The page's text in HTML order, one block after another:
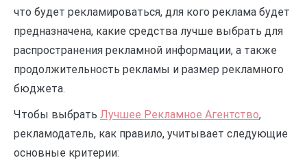
что будет рекламироваться, для кого реклама будет
предназначена, какие средства лучше выбрать для
распространения рекламной информации, а также
продолжительность рекламы и размер рекламного
бюджета.
Чтобы выбрать Лучшее Рекламное Агентство,
рекламодатель, как правило, учитывает следующие
основные критерии: